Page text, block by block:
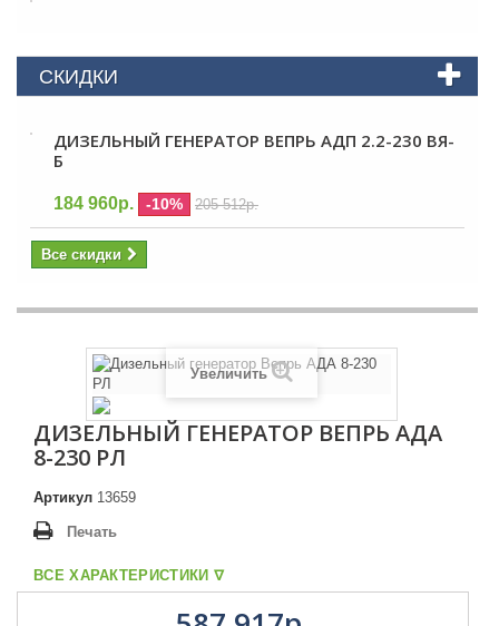
СКИДКИ
ДИЗЕЛЬНЫЙ ГЕНЕРАТОР ВЕПРЬ АДП 2.2-230 ВЯ-
Б
184 960р. -10% 205 512р.
Все скидки
Увеличить
ДИЗЕЛЬНЫЙ ГЕНЕРАТОР ВЕПРЬ АДА
8-230 РЛ
Артикул 13659
Печать
ВСЕ ХАРАКТЕРИСТИКИ ᐁ